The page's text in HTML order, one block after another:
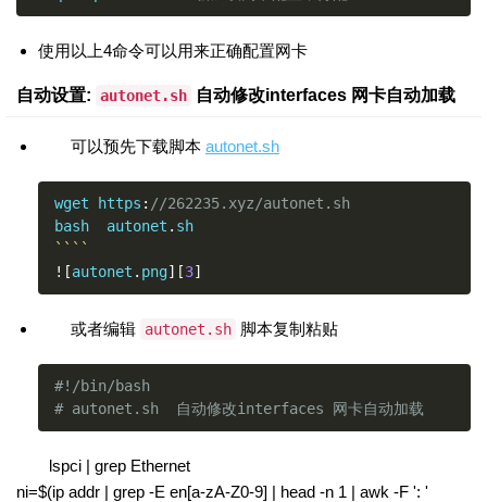
使用以上4命令可以用来正确配置网卡
自动设置: autonet.sh 自动修改interfaces 网卡自动加载
可以预先下载脚本 autonet.sh
wget https : //262235.xyz/autonet.sh
bash  autonet .
````
![autonet . png][3]
或者编辑 autonet.sh 脚本复制粘贴
#!/bin/bash
# autonet.sh  自动修改interfaces 网卡自动加载
lspci | grep Ethernet
ni=$(ip addr | grep -E en[a-zA-Z0-9] | head -n 1 | awk -F ': '